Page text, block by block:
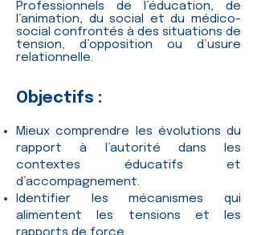
Professionnels de l’éducation, de
l’animation, du social et du médico-
social confrontés à des situations de
tension, d’opposition ou d’usure
relationnelle.
Objectifs :
Mieux comprendre les évolutions du
rapport à l’autorité dans les
contextes éducatifs et
d’accompagnement.
Identifier les mécanismes qui
alimentent les tensions et les